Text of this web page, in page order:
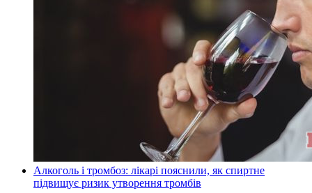
Алкоголь і тромбоз: лікарі пояснили, як спиртне
підвищує ризик утворення тромбів